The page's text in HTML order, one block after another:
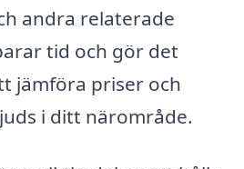
andra relaterade
tid och gör det
jämföra priser och
i ditt närområde.